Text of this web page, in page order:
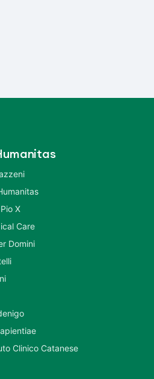
X
Care
Domini
Clinico Catanese